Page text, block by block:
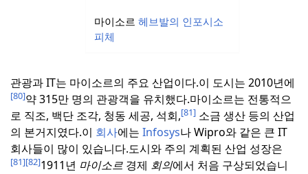
마이소르 헤브발의 인포시소
피체
관광과 IT는 마이소르의 주요 산업이다.이 도시는 2010년에
[80]약 315만 명의 관광객을 유치했다.마이소르는 전통적으
로 직조, 백단 조각, 청동 세공, 석회,[81] 소금 생산 등의 산업
의 본거지였다.이 회사에는 Infosys나 Wipro와 같은 큰 IT
회사들이 많이 있습니다.도시와 주의 계획된 산업 성장은
[81][82]1911년 마이소르 경제 회의에서 처음 구상되었습니